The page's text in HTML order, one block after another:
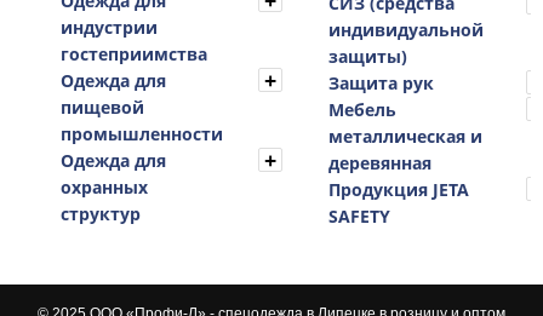
индустрии
гостеприимства
Одежда для
пищевой
промышленности
Одежда для
охранных
структур
индивидуальной
защиты)
Защита рук
Мебель
металлическая и
деревянная
Продукция JETA
SAFETY